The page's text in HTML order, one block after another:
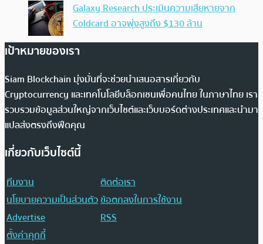
Galaxy Research ประเมินความเสียหายจาก
Coldcard อาจพุ่งสูงถึง $130 ล้าน
เป้าหมายของเรา
Siam Blockchain มุ่งมั่นที่จะช่วยนำเสนอสารเกี่ยวกับ
Cryptocurrency และเทคโนโลยีบล็อกเชนเพื่อคนไทย ในภาษาไทย เรา
รวบรวมข้อมูลส่วนใหญ่จากเว็บไซต์และเว็บบอร์ดต่างประเทศและนำมา
แปลส่งตรงถึงฟีดคุณ
เกี่ยวกับเว็บไซต์นี้
ทีมงาน
ติดต่อเรา
นโยบายความเป็นส่วนตัวข้อตกลงในการใช้งาน
Advertise
RSS
ตั้งค่าคุกกี้